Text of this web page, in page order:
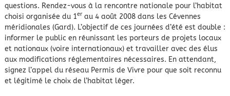
questions. Rendez-vous à la rencontre nationale pour l’habitat
choisi organisée du 1er au 4 août 2008 dans les Cévennes
méridionales (Gard). L’objectif de ces journées d’été est double :
informer le public en réunissant les porteurs de projets locaux
et nationaux (voire internationaux) et travailler avec des élus
aux modifications réglementaires nécessaires. En attendant,
signez l’appel du réseau Permis de Vivre pour que soit reconnu
et légitimé le choix de l’habitat léger.